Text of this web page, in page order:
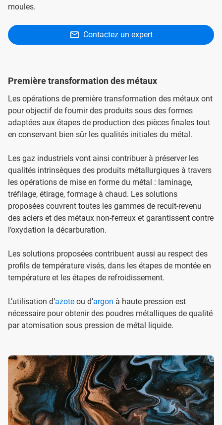
moules.
Contactez un expert
Première transformation des métaux
Les opérations de première transformation des métaux ont
pour objectif de fournir des produits sous des formes
adaptées aux étapes de production des pièces finales tout
en conservant bien sûr les qualités initiales du métal.
Les gaz industriels vont ainsi contribuer à préserver les
qualités intrinsèques des produits métallurgiques à travers
les opérations de mise en forme du métal : laminage,
tréfilage, étirage, formage à chaud. Les solutions
proposées couvrent toutes les gammes de recuit-revenu
des aciers et des métaux non-ferreux et garantissent contre
l’oxydation la décarburation.
Les solutions proposées contribuent aussi au respect des
profils de température visés, dans les étapes de montée en
température et les étapes de refroidissement.
L’utilisation d’azote ou d’argon à haute pression est
nécessaire pour obtenir des poudres métalliques de qualité
par atomisation sous pression de métal liquide.